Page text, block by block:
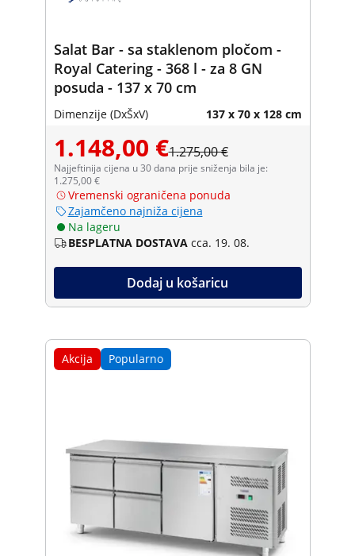
Salat Bar - sa staklenom pločom -
Royal Catering - 368 l - za 8 GN
posuda - 137 x 70 cm
Dimenzije (DxŠxV) 137 x 70 x 128 cm
1.148,00 €1.275,00 €
Najjeftinija cijena u 30 dana prije sniženja bila je:
1.275,00 €
Vremenski ograničena ponuda
Zajamčeno najniža cijena
Na lageru
BESPLATNA DOSTAVA cca. 19. 08.
Dodaj u košaricu
Akcija Popularno